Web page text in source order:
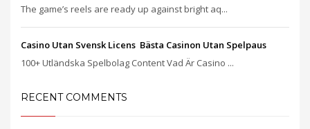
The game’s reels are ready up against bright aq...
Casino Utan Svensk Licens ️ Bästa Casinon Utan Spelpaus
100+ Utländska Spelbolag Content Vad Är Casino ...
RECENT COMMENTS